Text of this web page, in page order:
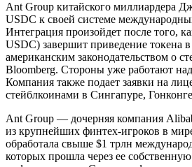
Ant Group китайского миллиардера
USDC к своей системе
Интеграция произойдет после того,
USDC) завершит приведение токена
американским законодательством о
Bloomberg. Стороны уже работают
Компания также подает заявки на
стейблкоинами в Сингапуре,
Ant Group — дочерняя компания
из крупнейших финтех-игроков в
обработала свыше $1 трлн
которых прошла через ее